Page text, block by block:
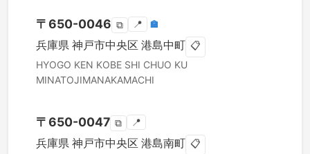
〒650-0046 ⧉ 📍 🏣
兵庫県 神戸市中央区 港島中町 📋
HYOGO KEN KOBE SHI CHUO KU
MINATOJIMANAKAMACHI
〒650-0047 ⧉ 📍
兵庫県 神戸市中央区 港島南町 📋